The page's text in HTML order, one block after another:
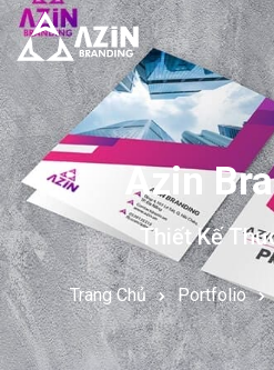
Trang Chủ
Giới Thiệu
Dịch Vụ
Dự Án
Kiến Thức
Kho Giao Diện
Azin
Thiết Kế
Trang Chủ Portfolio